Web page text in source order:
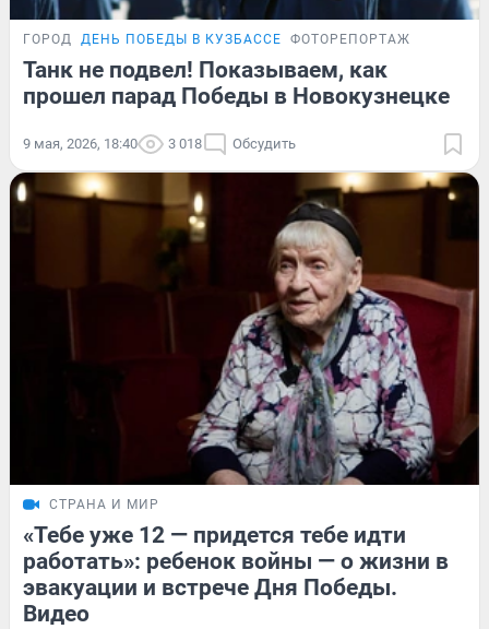
ГОРОД ДЕНЬ ПОБЕДЫ В КУЗБАССЕ ФОТОРЕПОРТАЖ
Танк не подвел! Показываем, как
прошел парад Победы в Новокузнецке
9 мая, 2026, 18:40 3 018 Обсудить
СТРАНА И МИР
«Тебе уже 12 — придется тебе идти
работать»: ребенок войны — о жизни в
эвакуации и встрече Дня Победы.
Видео